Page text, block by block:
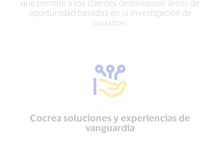
que permite a los clientes desbloquear áreas de
oportunidad basadas en la investigación de
usuarios.
Cocrea soluciones y experiencias de
vanguardia